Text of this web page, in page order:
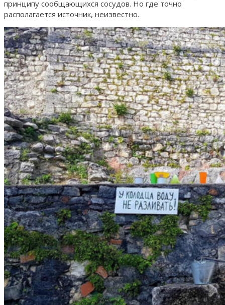
принципу сообщающихся сосудов. Но где точно
располагается источник, неизвестно.